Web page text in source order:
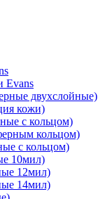
Evans
двухслойные)
кожи)
с кольцом)
кольцом)
с кольцом)
10мил)
12мил)
14мил)